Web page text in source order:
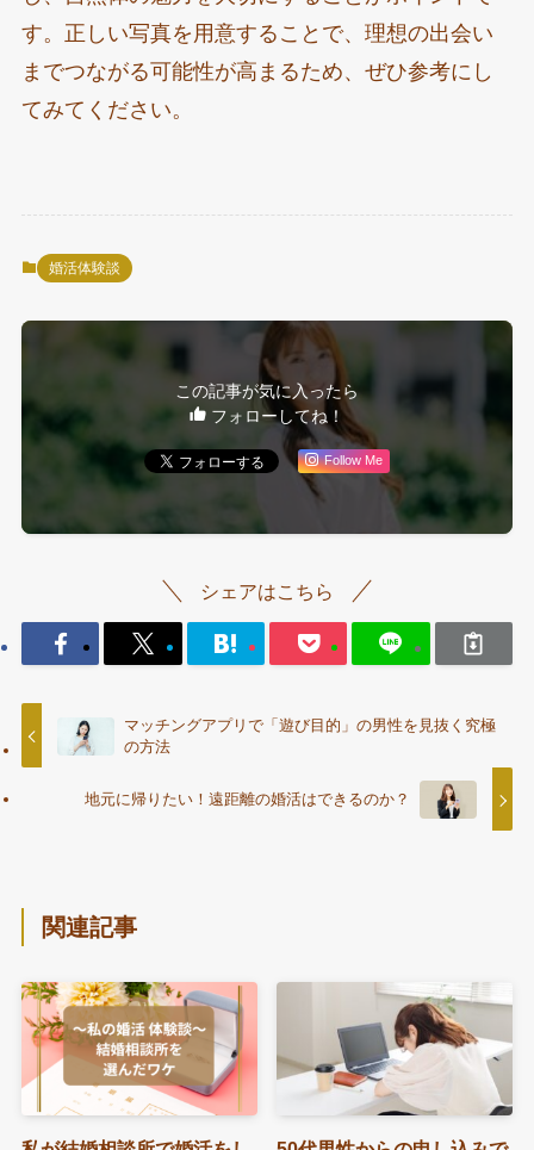
す。正しい写真を用意することで、理想の出会い
までつながる可能性が高まるため、ぜひ参考にし
てみてください。
婚活体験談
この記事が気に入ったら
フォローしてね！
Follow Me
シェアはこちら
マッチングアプリで「遊び目的」の男性を見抜く究極
の方法
地元に帰りたい！遠距離の婚活はできるのか？
関連記事